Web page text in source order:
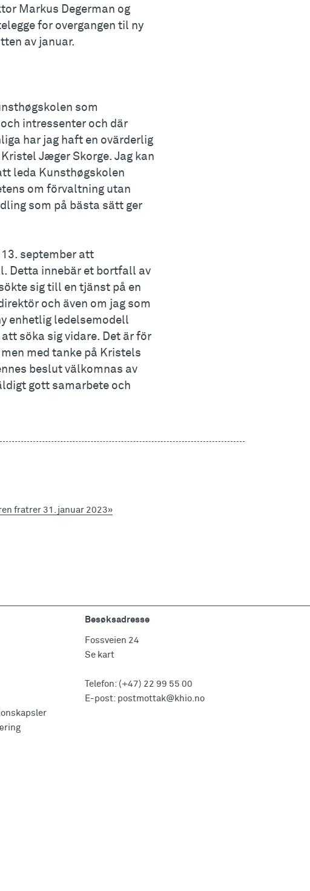
Markus Degerman og
for overgangen til ny
av januar.
som
intressenter och där
har jag haft en ovärderlig
Jæger Skorge. Jag kan
leda Kunsthøgskolen
om förvaltning utan
som på bästa sätt ger
september att
Detta innebär et bortfall av
sig till en tjänst på en
och även om jag som
enhetlig ledelsemodell
söka sig vidare. Det är för
med tanke på Kristels
beslut välkomnas av
gott samarbete och
fratrer 31. januar 2023»
Besøksadresse
Fossveien 24
Se kart
Telefon: (+47) 22 99 55 00
E-post: postmottak@khio.no